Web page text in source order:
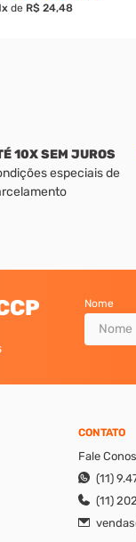
xde R$ 24,48
10X SEM JUROS
especiais de
Nome
CONTATO
Fale
(11)
(11)